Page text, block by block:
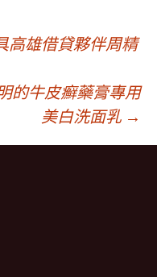
高雄借貸夥伴周精
的牛皮癬藥膏專用
美白洗面乳 →